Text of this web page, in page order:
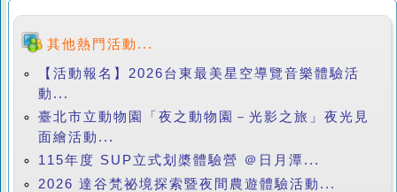
其他熱門活動...
【活動報名】2026台東最美星空導覽音樂體驗活
動...
臺北市立動物園「夜之動物園－光影之旅」夜光見
面繪活動...
115年度 SUP立式划槳體驗營 ＠日月潭...
2026 達谷梵祕境探索暨夜間農遊體驗活動...